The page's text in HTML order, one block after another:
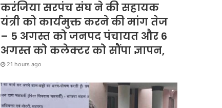
करंजिया सरपंच संघ ने की सहायक
यंत्री को कार्यमुक्त करने की मांग तेज
– 5 अगस्त को जनपद पंचायत और 6
अगस्त को कलेक्टर को सौंपा ज्ञापन,
21 hours ago